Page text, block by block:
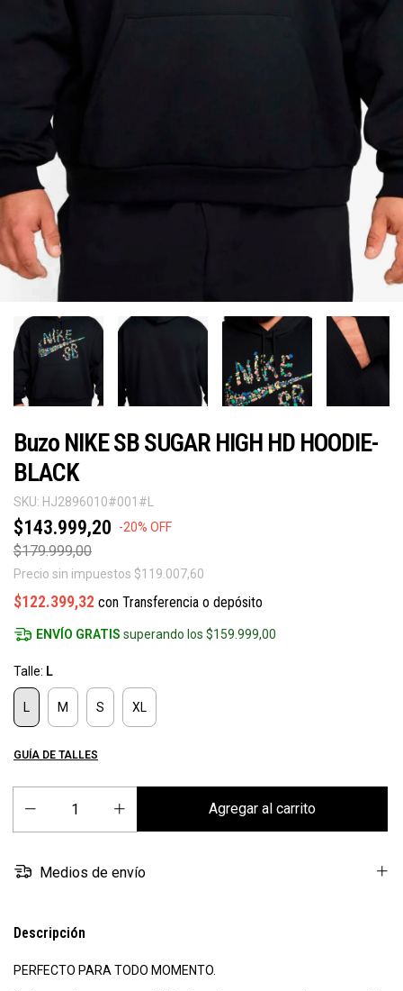
Buzo NIKE SB SUGAR HIGH HD HOODIE-
BLACK
SKU: HJ2896010#001#L
$143.999,20 -20% OFF
$179.999,00
Precio sin impuestos $119.007,60
$122.399,32 con Transferencia o depósito
ENVÍO GRATIS superando los$159.999,00
Talle: L
L M S XL
GUÍA DE TALLES
Medios de envío
Descripción
PERFECTO PARA TODO MOMENTO.